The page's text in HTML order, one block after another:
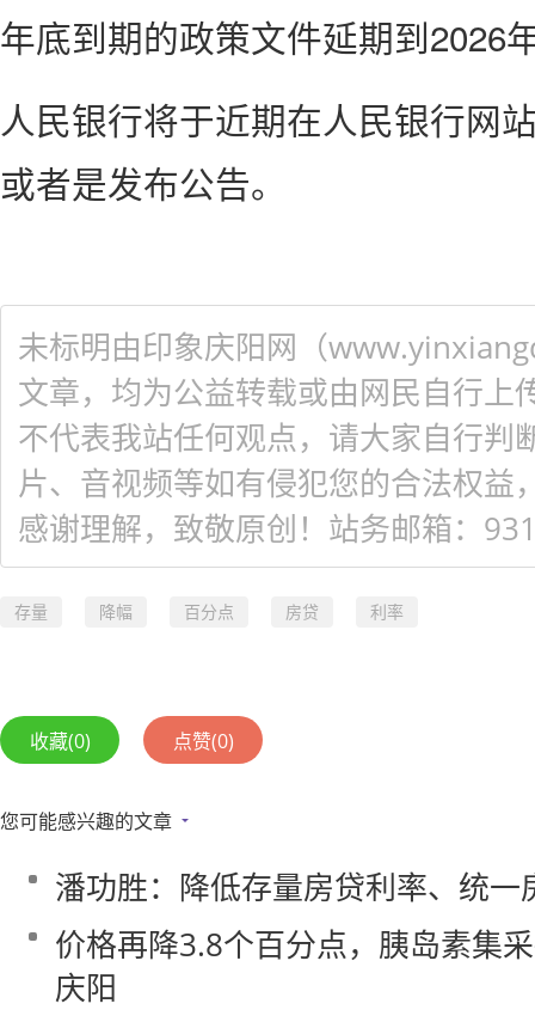
年底到期的政策文件延期到2026
人民银行将于近期在人民银行网
或者是发布公告。
未标明由印象庆阳网（
文章，均为公益转载或由网民自行上
不代表我站任何观点，请大家自行判
片、音视频等如有侵犯您的合法权益
感谢理解，致敬原创！站务邮箱：
存量 降幅 百分点 房贷 利率
收藏(0) 点赞(0)
您可能感兴趣的文章
潘功胜：降低存量房贷利率、统一
价格再降3.8个百分点，胰岛素集
庆阳